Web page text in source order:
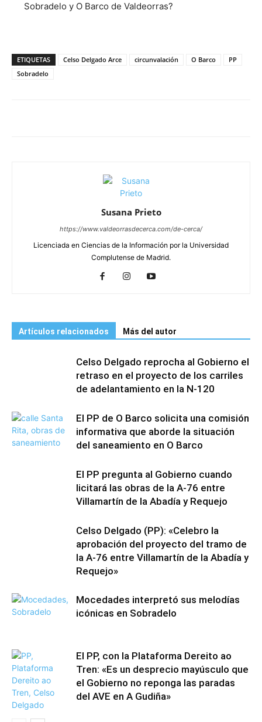
Sobradelo y O Barco de Valdeorras?
ETIQUETAS Celso Delgado Arce circunvalación O Barco
PP
Sobradelo
Susana Prieto
https://www.valdeorrasdecerca.com/de-cerca/
Licenciada en Ciencias de la Información por la Universidad
Complutense de Madrid.
Artículos relacionados Más del autor
Celso Delgado reprocha al Gobierno el
retraso en el proyecto de los carriles
de adelantamiento en la N-120
El PP de O Barco solicita una comisión
informativa que aborde la situación
del saneamiento en O Barco
El PP pregunta al Gobierno cuando
licitará las obras de la A-76 entre
Villamartín de la Abadía y Requejo
Celso Delgado (PP): «Celebro la
aprobación del proyecto del tramo de
la A-76 entre Villamartín de la Abadía y
Requejo»
Mocedades interpretó sus melodías
icónicas en Sobradelo
El PP, con la Plataforma Dereito ao
Tren: «Es un desprecio mayúsculo que
el Gobierno no reponga las paradas
del AVE en A Gudiña»